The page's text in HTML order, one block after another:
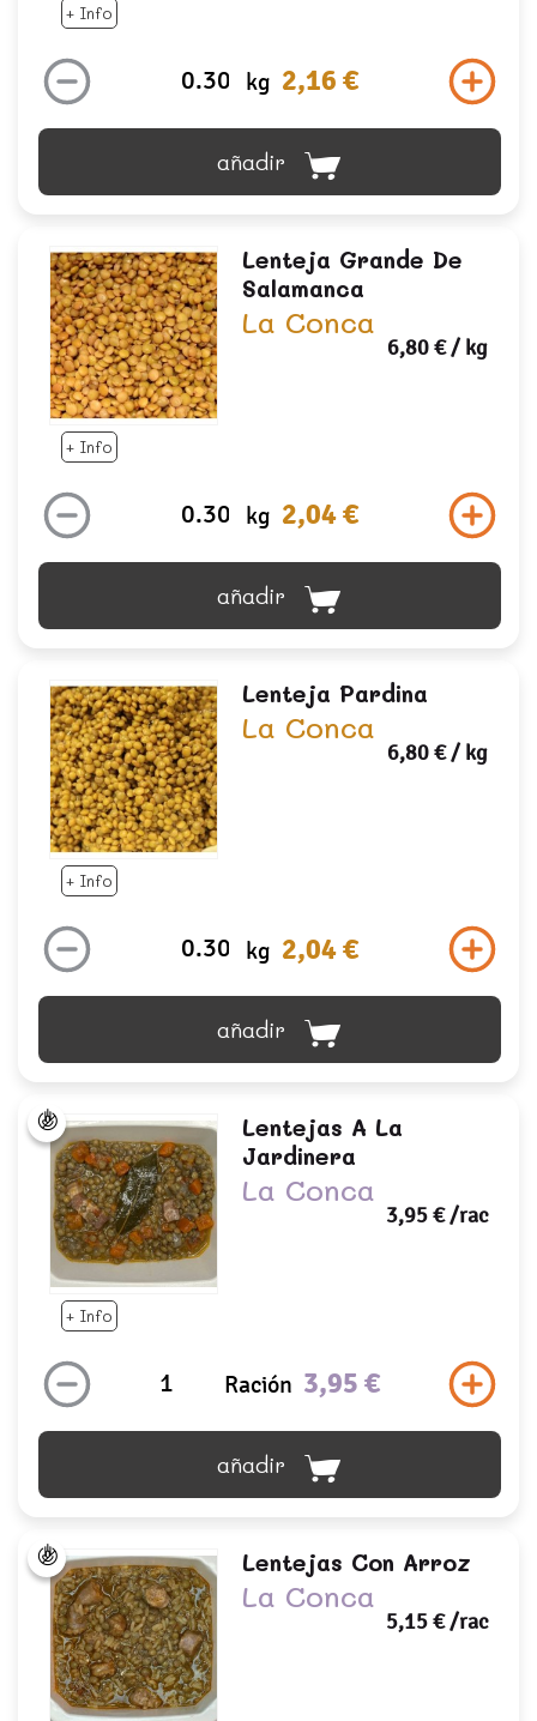
+ Info
kg 2,16 €
añadir
+ Info
Lenteja Grande De
Salamanca
La Conca
6,80 €/ kg
kg 2,04 €
añadir
+ Info
Lenteja Pardina
La Conca
6,80 €/ kg
kg 2,04 €
añadir
+ Info
Lentejas A La
Jardinera
La Conca
3,95 €/rac
Ración 3,95 €
añadir
Lentejas Con Arroz
La Conca
5,15 €/rac